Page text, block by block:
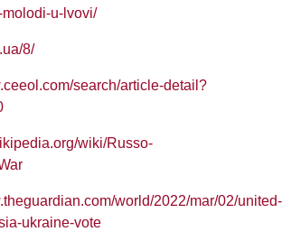
u-lvovi/
8/
search/article-detail?
wiki/Russo-
world/2022/mar/02/united-
ukraine-vote